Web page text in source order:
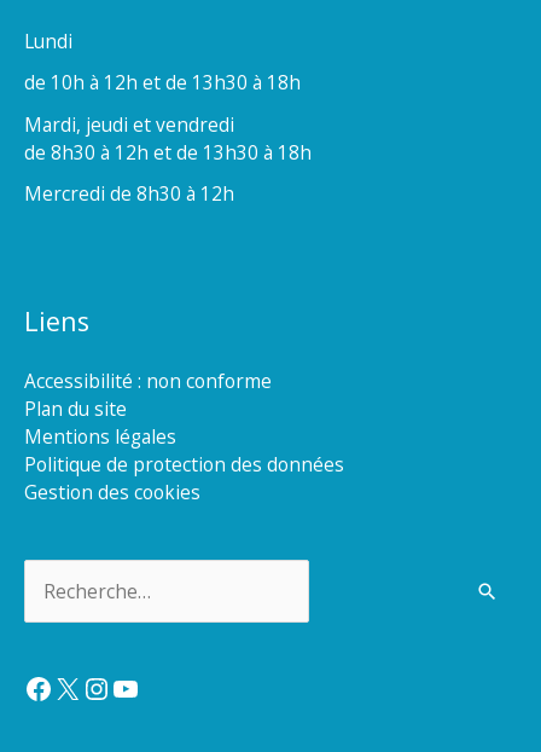
Lundi
de 10h à 12h et de 13h30 à 18h
Mardi, jeudi et vendredi
de 8h30 à 12h et de 13h30 à 18h
Mercredi de 8h30 à 12h
Liens
Accessibilité : non conforme
Plan du site
Mentions légales
Politique de protection des données
Gestion des cookies
Facebook
X Instagram
YouTube